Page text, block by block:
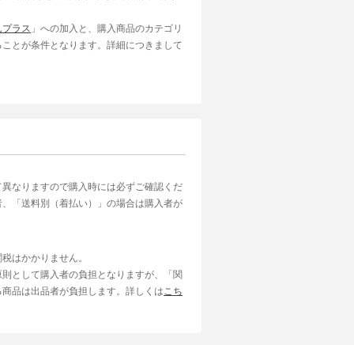
ラス 」への加入と、購入商品のカテゴリ
とが条件となります。詳細につきまして
なりますので購入時には必ずご確認くだ
「送料別（着払い）」の場合は購入者が
はかかりません。
として購入者の負担となりますが、「関
品は出品者が負担します。詳しくは こち